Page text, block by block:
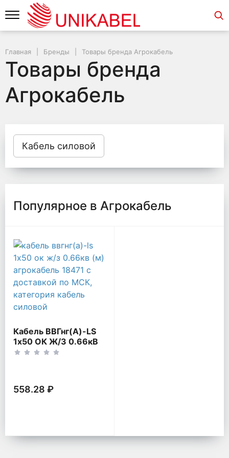
Главная Бренды Товары бренда Агрокабель
Товары бренда
Агрокабель
Кабель силовой
Популярное в Агрокабель
Кабель ВВГнг(А)-LS
1х50 ОК Ж/З 0.66кВ
(м) Агрокабель 18471
558.28 ₽